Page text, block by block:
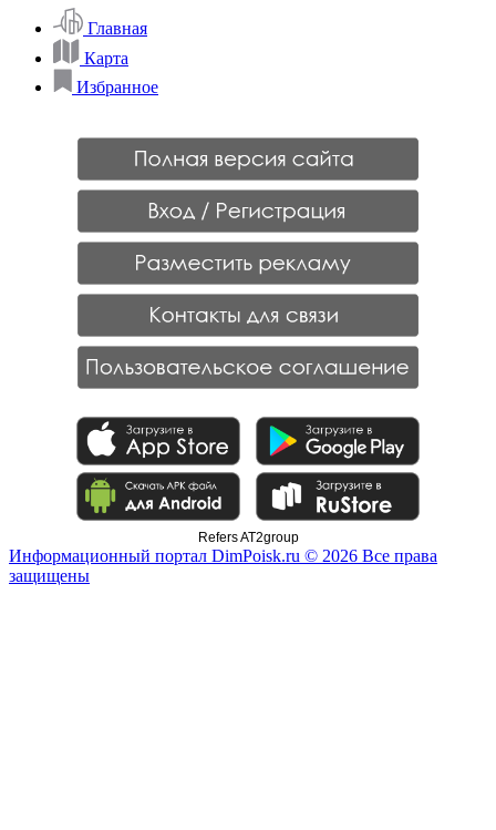
Главная
Карта
Избранное
Refers AT2group
Информационный портал DimPoisk.ru © 2026 Все права
защищены